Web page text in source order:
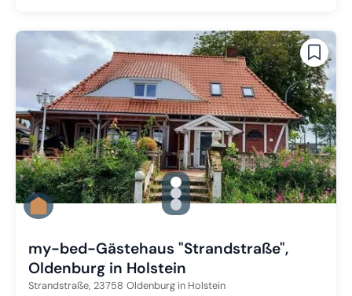
gallery.slide_selector
Zu Slide 1 wechseln
Zu Slide 2 wechseln
Zu Slide 3 wechseln
my-bed-Gästehaus "Strandstraße",
Oldenburg in Holstein
Strandstraße, 23758 Oldenburg in Holstein